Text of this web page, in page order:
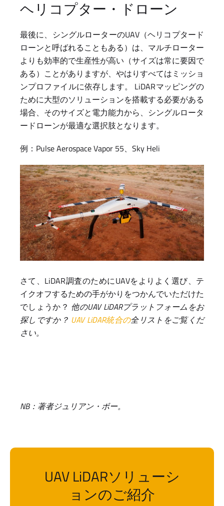
ヘリコプター・ドローン
最後に、シングルローターのUAV（ヘリコプタード
ローンと呼ばれることもある）は、マルチローター
よりも効率的で生産性が高い（サイズは常に要因で
ある）ことがありますが、やはりすべてはミッショ
ンプロファイルに依存します。 LiDARマッピングの
ために大型のソリューションを搭載する必要がある
場合、そのサイズと電力能力から、シングルロータ
ードローンが最適な選択肢となります。
例：Pulse Aerospace Vapor 55、Sky Heli
さて、LiDAR調査のためにUAVをよりよく選び、テ
イクオフするための手がかりをつかんでいただけた
でしょうか？ 他のUAV LiDARプラットフォームをお
探しですか？ UAV LiDAR統合の全リストをご覧くだ
さい。
NB：著者ジュリアン・ボー。
UAV LiDARソリューシ
ョンのご紹介